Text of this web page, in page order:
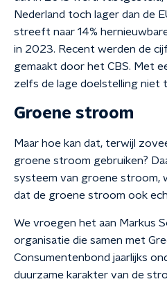
Nederland toch lager dan de
streeft naar 14%
in 2023. Recent werden de
gemaakt door het CBS. Met
zelfs de lage doelstelling niet
Groene stroom
Maar hoe kan dat, terwijl
groene stroom gebruiken?
systeem van groene stroom,
dat de groene stroom ook
We vroegen het aan Markus
organisatie die samen met
Consumentenbond jaarlijks
duurzame karakter van de